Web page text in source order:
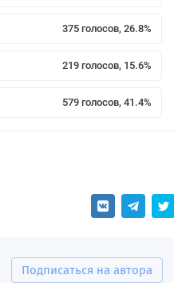
375 голосов, 26.8%
219 голосов, 15.6%
579 голосов, 41.4%
Подписаться на автора